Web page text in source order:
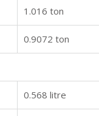
1.016 ton
0.9072 ton
0.568 litre